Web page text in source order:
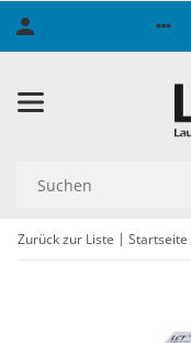
Zurück zur Liste Startseite